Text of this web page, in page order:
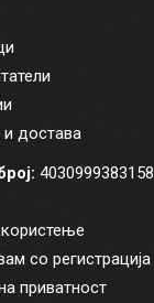
достава
4030999383158
со регистрација
приватност